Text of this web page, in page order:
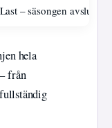
– säsongen avslutas
hela
från